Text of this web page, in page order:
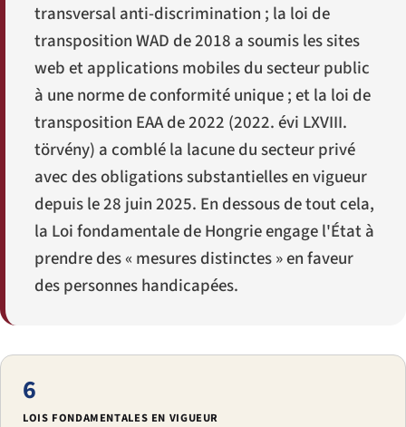
transversal anti-discrimination ; la loi de
transposition WAD de 2018 a soumis les sites
web et applications mobiles du secteur public
à une norme de conformité unique ; et la loi de
transposition EAA de 2022 (2022. évi LXVIII.
törvény) a comblé la lacune du secteur privé
avec des obligations substantielles en vigueur
depuis le 28 juin 2025. En dessous de tout cela,
la Loi fondamentale de Hongrie engage l'État à
prendre des « mesures distinctes » en faveur
des personnes handicapées.
6
LOIS FONDAMENTALES EN VIGUEUR